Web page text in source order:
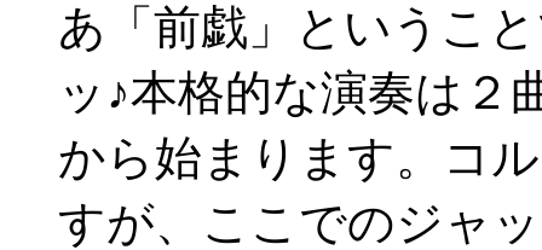
あ「前戯」というこ
ッ♪本格的な演奏は２
から始まります。コ
すが、ここでのジャ